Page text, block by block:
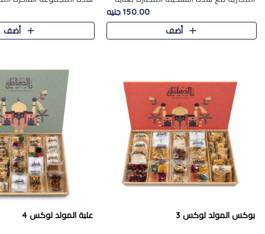
من 9 قطع. تتضمن التشكيلة جوزرية مع
فول،ملبان سادة، ملبان
150.00 جنيه
أضف
قطعة، والتي تم اختيارها
تشكيلة واسعة من الحلويات
المفضلة. تشمل المجموعة
أضف
بوكس المولد لوكس 3 علبة المولد لوكس 4